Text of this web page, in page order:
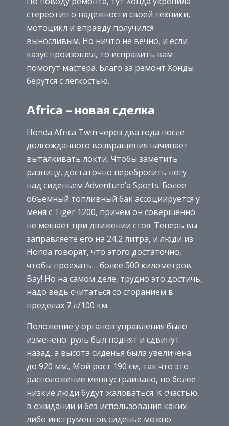
стереотип о надежности своей техники,
мотоцикл и вправду получился
выносливым. Но ничто не вечно, и если
казус произошел, то исправить вам
помогут мастера. Благо за ремонт Хонды
берутся с легкостью.
Africa – новая сделка
Honda Africa Twin через два года после
долгожданного возвращения начинает
выталкивать локти. Чтобы заметить
разницу, достаточно перебросить ногу
над сиденьем Adventure’a Sports. Более
объемный топливный бак ассоциируется у
меня с Tiger 1200, причем он совершенно
не мешает при движении стоя. Теперь вы
заправляете его на 24,2 литра, и люди из
Honda говорят, что этого достаточно,
чтобы проехать… более 500 километров.
Вау! Но на самом деле, трудно это достичь,
надо ведь считаться со сгоранием в
пределах 7 л/100 км.
Положение у органов управления было
изменено: руль был поднят и сдвинут
назад, а высота сиденья была увеличена
до 920 мм., Мой рост 190 см, так что это
расположение меня устраивало, но более
низкие люди будут жаловаться. К счастью,
в ожидании и без использования каких-
либо инструментов сиденье можно